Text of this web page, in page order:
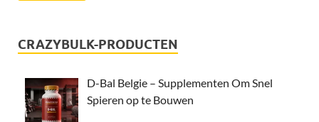
CRAZYBULK-PRODUCTEN
D-Bal Belgie – Supplementen Om Snel
Spieren op te Bouwen